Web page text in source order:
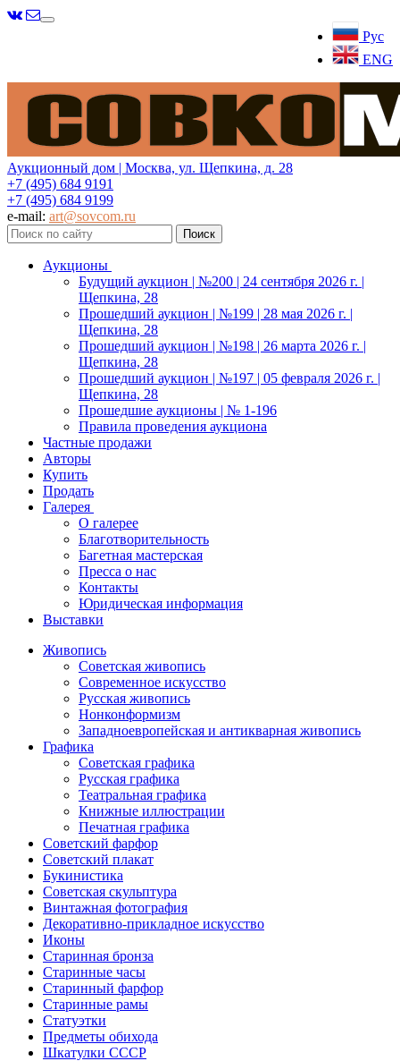
Рус
ENG
Меню
Аукционный дом | Москва, ул. Щепкина, д. 28
+7 (495) 684 9191
+7 (495) 684 9199
e-mail: art@sovcom.ru
Аукционы
Будущий аукцион | №200 | 24 сентября 2026 г. |
Щепкина, 28
Прошедший аукцион | №199 | 28 мая 2026 г. |
Щепкина, 28
Прошедший аукцион | №198 | 26 марта 2026 г. |
Щепкина, 28
Прошедший аукцион | №197 | 05 февраля 2026 г. |
Щепкина, 28
Прошедшие аукционы | № 1-196
Правила проведения аукциона
Частные продажи
Авторы
Купить
Продать
Галерея
О галерее
Благотворительность
Багетная мастерская
Пресса о нас
Контакты
Юридическая информация
Выставки
Живопись
Советская живопись
Современное искусство
Русская живопись
Нонконформизм
Западноевропейская и антикварная живопись
Графика
Советская графика
Русская графика
Театральная графика
Книжные иллюстрации
Печатная графика
Советский фарфор
Советский плакат
Букинистика
Советская скульптура
Винтажная фотография
Декоративно-прикладное искусство
Иконы
Старинная бронза
Старинные часы
Старинный фарфор
Старинные рамы
Статуэтки
Предметы обихода
Шкатулки СССР